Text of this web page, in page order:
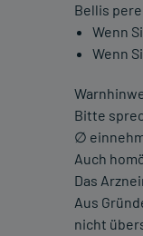
Bellis
Wenn
Wenn
Bitte
∅
Auch
Das
Aus
nicht